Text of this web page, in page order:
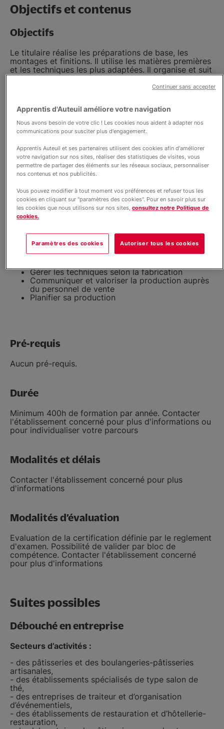
Objectifs et contenus
Objectifs
Le titulaire réalise les préparations de base, les
montages et finitions. Il utilise les matières premières
et les techniques les plus adaptées. Il organise et suit
sa production en la valorisant auprès du personnel de
Préparations de base dans le respect des règles
d’hygiène et de sécurité
Montages et finitions des produits finis dans le
respect des règles d’hygiène et de sécurité
Choix et valorisation des techniques et matières
d’œuvre selon les fabrications
Optimisation et suivi de la production
Compétences attestées :
Réaliser les pâtes et appareils
Préparer des pâtes, des crèmes et des
fabrications glacées non turbinées
Assembler les éléments réalisés pour la
production
Sélectionner les matières d’œuvres pour
Gérer les techniques selon la fabrication
Communiquer et valoriser la production auprès
du personnel de vente
Planifier sa production
Pré-requis
Aucun pré-requis.
Durée
Minimum 400h de formation par année. Contacter
l'établissement concerné pour plus d'informations ou
pour individualiser votre parcours
Modalités et délais
Contacter l'établissement concerné pour plus
d'informations
Modalités d’évaluation
Evaluation de la certification définie par le reglement
d'examen. Possibilité de valider par bloc de
compétence. Contacter l'établissement concerné
pour plus d'informations
Suites possibles
Débouché en entreprise
Secteurs d’activités :
- des pâtisseries et des boulangeries-pâtisseries
artisanales,
- des établissements spécialisés de type salon de
thé,
- des entreprises de traiteur et d’organisation
d’événementiels,
- des établissements de restauration et d’hôtellerie-
restauration,
Apprentis d'Auteuil améliore votre navigation
Nous avons besoin de votre clic ! Les cookies nous aident à adapter nos
communications pour susciter plus d'engagement.
Apprentis Auteuil et ses partenaires utilisent des cookies afin d'améliorer
votre navigation sur nos sites, réaliser des statistiques de visites, vous
permettre de partager des éléments sur les réseaux sociaux, personnaliser
nos contenus et nos publicités.
Vous pouvez modifier à tout moment vos préférences et refuser tous les
cookies en cliquant sur "paramètres des cookies". Pour en savoir plus sur
les cookies que nous utilisons sur nos sites,consultez notre Politique de
cookies.
Paramètres des cookies Autoriser tous les cookies
Continuer sans accepter